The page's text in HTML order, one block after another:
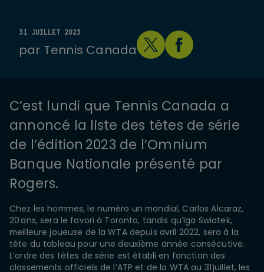
31 JUILLET 2023
par Tennis Canada
C’est lundi que Tennis Canada a
annoncé la liste des têtes de série
de l’édition 2023 de l’Omnium
Banque Nationale présenté par
Rogers.
Chez les hommes, le numéro un mondial, Carlos Alcaraz,
20 ans, sera le favori à Toronto, tandis qu’Iga Swiatek,
meilleure joueuse de la WTA depuis avril 2022, sera à la
tête du tableau pour une deuxième année consécutive.
L’ordre des têtes de série est établi en fonction des
classements officiels de l’ATP et de la WTA au 31 juillet, les